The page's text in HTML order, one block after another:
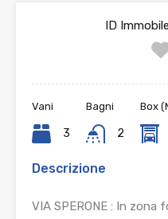
ID
Vani
3
Bagni
2
Box
Descrizione
VIA SPERONE : In